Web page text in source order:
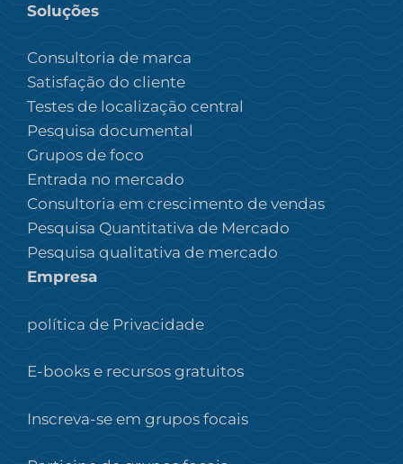
Soluções
Consultoria de marca
Satisfação do cliente
Testes de localização central
Pesquisa documental
Grupos de foco
Entrada no mercado
Consultoria em crescimento de vendas
Pesquisa Quantitativa de Mercado
Pesquisa qualitativa de mercado
Empresa
política de Privacidade
E-books e recursos gratuitos
Inscreva-se em grupos focais